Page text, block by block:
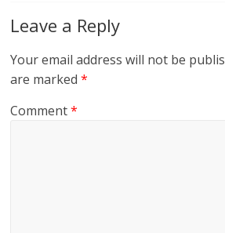
Leave a Reply
Your email address will not be
are marked*
Comment*